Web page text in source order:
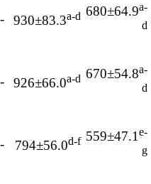
680±64.9a-
d
930±83.3a-d
-13
670±54.8a-
d
926±66.0a-d
-15
559±47.1e-
g
794±56.0d-f
-18